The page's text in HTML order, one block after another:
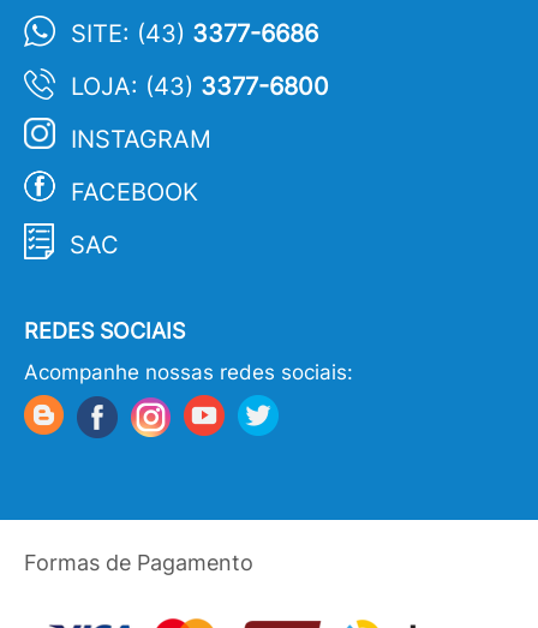
SITE: (43) 3377-6686
LOJA: (43) 3377-6800
INSTAGRAM
FACEBOOK
SAC
REDES SOCIAIS
Acompanhe nossas redes sociais:
Formas de Pagamento